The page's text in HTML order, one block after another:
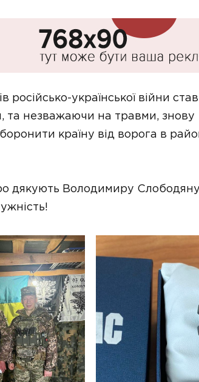
української війни
та незважаючи на травми, знову
країну від ворога в
дякують Володимиру